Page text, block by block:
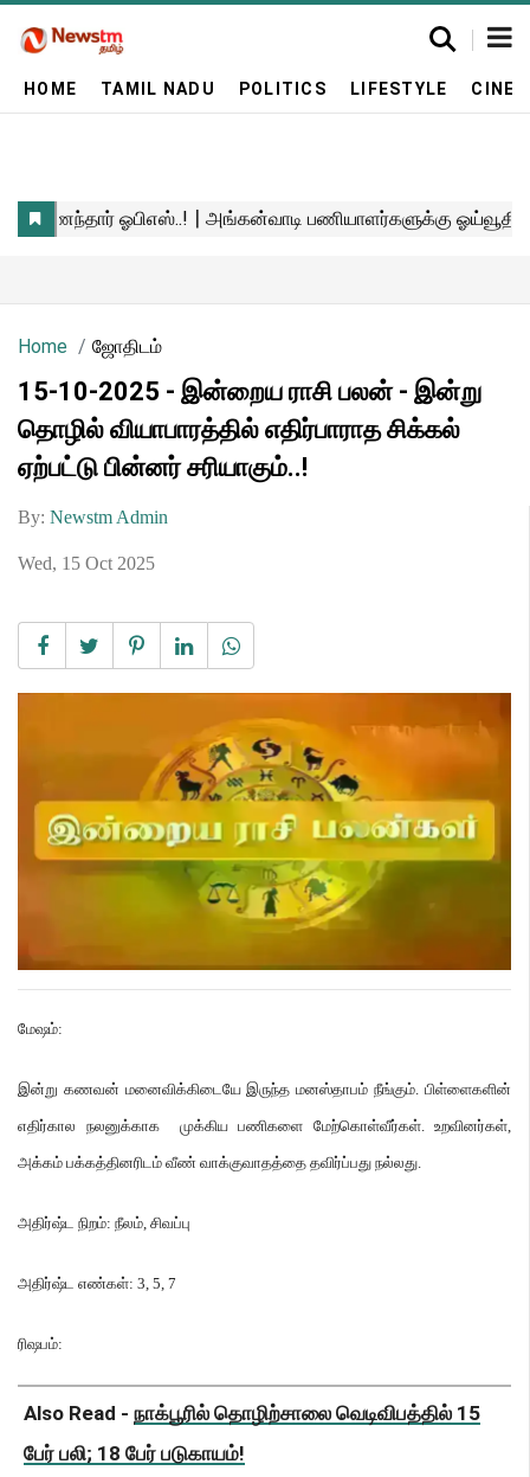
HOME TAMIL NADU POLITICS LIFESTYLE
Home ஜோதிடம்
15-10-2025 - இன்றைய ராசி பலன் - இன்று
தொழில் வியாபாரத்தில் எதிர்பாராத சிக்கல்
ஏற்பட்டு பின்னர் சரியாகும்..!
By: Newstm Admin
Wed, 15 Oct 2025
மேஷம்:
இன்று கணவன் மனைவிக்கிடையே இருந்த மனஸ்தாபம் நீங்கும்.பிள்ளைகளின்
எதிர்கால நலனுக்காக முக்கிய பணிகளை மேற்கொள்வீர்கள். உறவினர்கள்,
அக்கம் பக்கத்தினரிடம் வீண் வாக்குவாதத்தை தவிர்ப்பது நல்லது.
அதிர்ஷ்ட நிறம்: நீலம், சிவப்பு
அதிர்ஷ்ட எண்கள்: 3, 5, 7
ரிஷபம்:
Also Read - நாக்பூரில் தொழிற்சாலை வெடிவிபத்தில் 15
பேர் பலி; 18 பேர் படுகாயம்!